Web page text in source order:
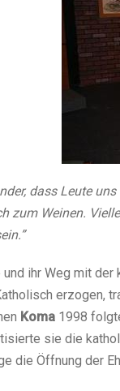
dass Leute
zum Weinen.
und ihr Weg mit
erzogen,
Koma 1998
sie die
die Öffnung der